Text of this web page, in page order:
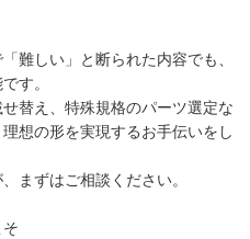
難しい」と断られた内容でも、
す。
替え、特殊規格のパーツ選定な
想の形を実現するお手伝いをし
まずはご相談ください。